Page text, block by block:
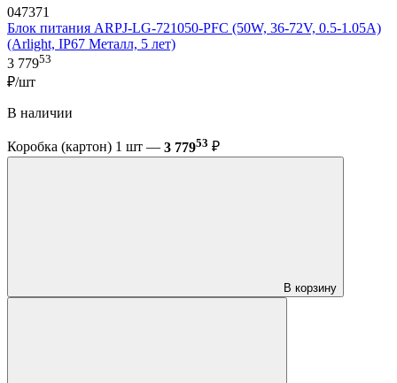
047371
Блок питания ARPJ-LG-721050-PFC (50W, 36-72V, 0.5-1.05A)
(Arlight, IP67 Металл, 5 лет)
3 77953
₽/шт
В наличии
Коробка (картон) 1 шт — 3 77953 ₽
В корзину